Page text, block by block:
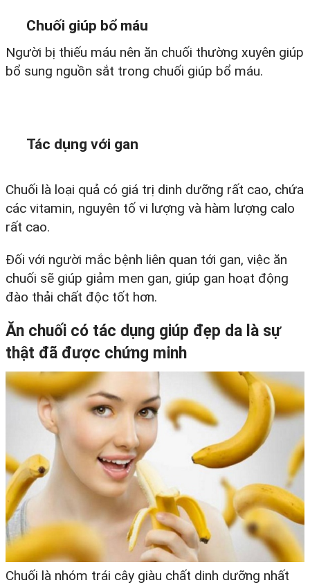
Chuối giúp bổ máu
Người bị thiếu máu nên ăn chuối thường xuyên giúp
bổ sung nguồn sắt trong chuối giúp bổ máu.
Tác dụng với gan
Chuối là loại quả có giá trị dinh dưỡng rất cao, chứa
các vitamin, nguyên tố vi lượng và hàm lượng calo
rất cao.
Đối với người mắc bệnh liên quan tới gan, việc ăn
chuối sẽ giúp giảm men gan, giúp gan hoạt động
đào thải chất độc tốt hơn.
Ăn chuối có tác dụng giúp đẹp da là sự
thật đã được chứng minh
Chuối là nhóm trái cây giàu chất dinh dưỡng nhất